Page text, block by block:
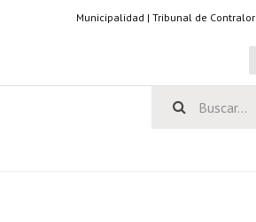
Municipalidad | Tribunal de Contralor